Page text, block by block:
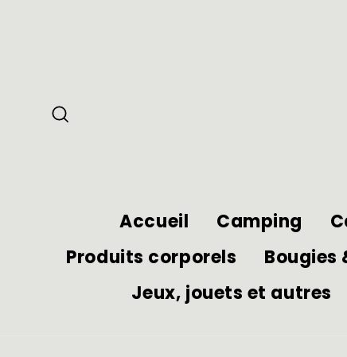
Accueil Camping
Produits corporels
Bougies
Jeux, jouets et autres